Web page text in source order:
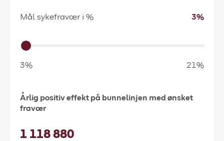
Mål sykefravær i % 3%
3% 21%
Årlig positiv effekt på bunnelinjen med ønsket
fravær
1 118 880